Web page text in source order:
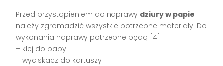
Przed przystąpieniem do naprawy dziury w papie
należy zgromadzić wszystkie potrzebne materiały. Do
wykonania naprawy potrzebne będą [4]:
– klej do papy
– wyciskacz do kartuszy